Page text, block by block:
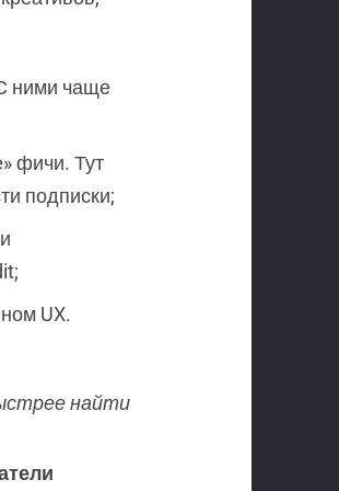
ними чаще
фичи. Тут
подписки;
UX.
найти